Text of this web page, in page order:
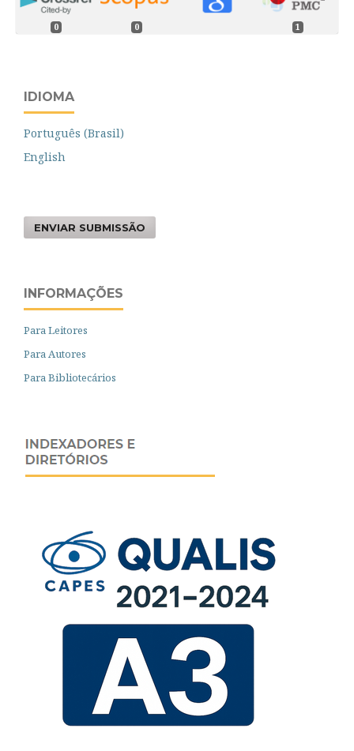
0 0 1
IDIOMA
Português (Brasil)
English
ENVIAR SUBMISSÃO
INFORMAÇÕES
Para Leitores
Para Autores
Para Bibliotecários